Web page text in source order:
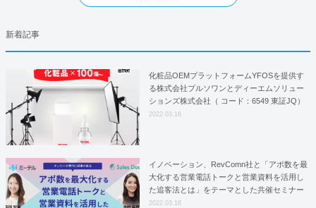
新着記事
化粧品OEMプラットフォームYFOSを提供す
る株式会社プルソワンとディーエムソリュー
ションズ株式会社（ コード：6549 東証JQ）
はYFOSにおけるロジスティクスパートナー
2022.03.16
イノベーション、RevComn社と「アポ数を最
大化する営業電話トークと営業資料を活用し
た追客法とは」をテーマとした共催セミナー
を開催！
2022.03.16